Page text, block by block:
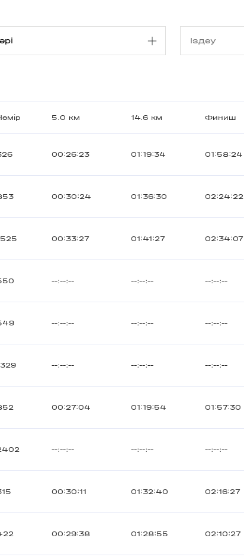
5.0 км 14.6 км Финиш
00:26:23 01:19:34 01:58:24
00:30:24 01:36:30 02:24:22
00:33:27 01:41:27 02:34:07
--:--:-- --:--:-- --:--:--
--:--:-- --:--:-- --:--:--
--:--:-- --:--:-- --:--:--
00:27:04 01:19:54 01:57:30
--:--:-- --:--:-- --:--:--
00:30:11 01:32:40 02:16:27
00:29:38 01:28:55 02:10:27